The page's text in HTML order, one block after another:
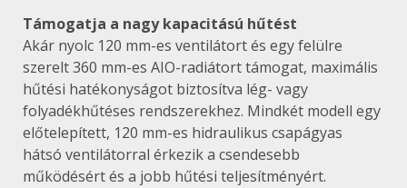
Támogatja a nagy kapacitású hűtést
Akár nyolc 120 mm-es ventilátort és egy felülre
szerelt 360 mm-es AIO-radiátort támogat, maximális
hűtési hatékonyságot biztosítva lég- vagy
folyadékhűtéses rendszerekhez. Mindkét modell egy
előtelepített, 120 mm-es hidraulikus csapágyas
hátsó ventilátorral érkezik a csendesebb
működésért és a jobb hűtési teljesítményért.